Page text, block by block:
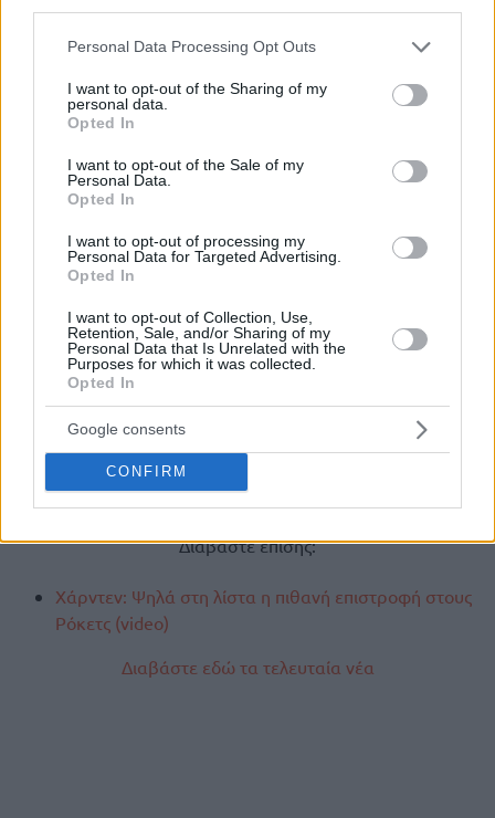
Please note that this website/app uses one or more Google
not limited to your visit or usage behaviour. You may click to
grant or deny consent to Google and its third-party tags to
use your data for below specified purposes in below Google
consent section.
Personal Data Processing Opt Outs
I want to opt-out of the Sharing of my
personal data.
Opted In
I want to opt-out of the Sale of my
Personal Data.
Opted In
I want to opt-out of processing my
Personal Data for Targeted Advertising.
Opted In
I want to opt-out of Collection, Use,
Retention, Sale, and/or Sharing of my
Personal Data that Is Unrelated with the
Purposes for which it was collected.
Opted In
Google consents
CONFIRM
Κιούμπαν, είχε αποκαλύψει και το πλάνο για τηνανέγερση
αγάλματος έξω από το American Airlines Center, μαζί
οτιδήποτε άλλο από το σήμα-κατατεθέν one-legged
fadeaway. Πλέον δε χρειάζεται κανείς να φέρνει στο νου
ξεπερνά τα 7 μέτρα σε ύψος .
Photo credit: Getty Images
Διαβάστε επίσης:
Χάρντεν: Ψηλά στη λίστα η πιθανή επιστροφή στους
Ρόκετς (video)
Διαβάστε εδώ τα τελευταία νέα